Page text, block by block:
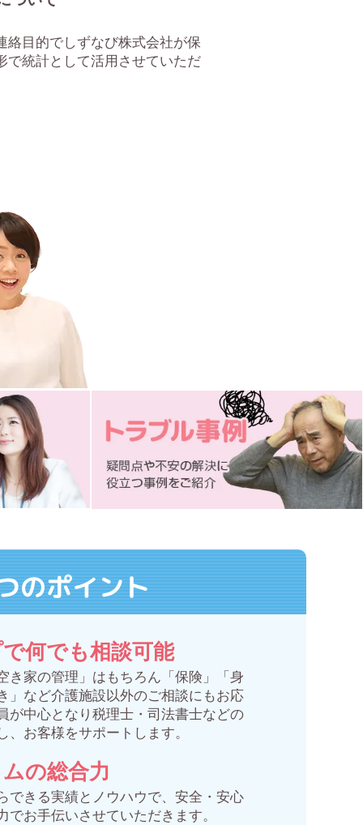
絡目的でしずなび株式会社が保
で統計として活用させていただ
のポイント
何でも相談可能
き家の管理」はもちろん「保険」「身
」など介護施設以外のご相談にもお応
が中心となり税理士・司法書士などの
、お客様をサポートします。
の総合力
できる実績とノウハウで、安全・安心
でお手伝いさせていただきます。